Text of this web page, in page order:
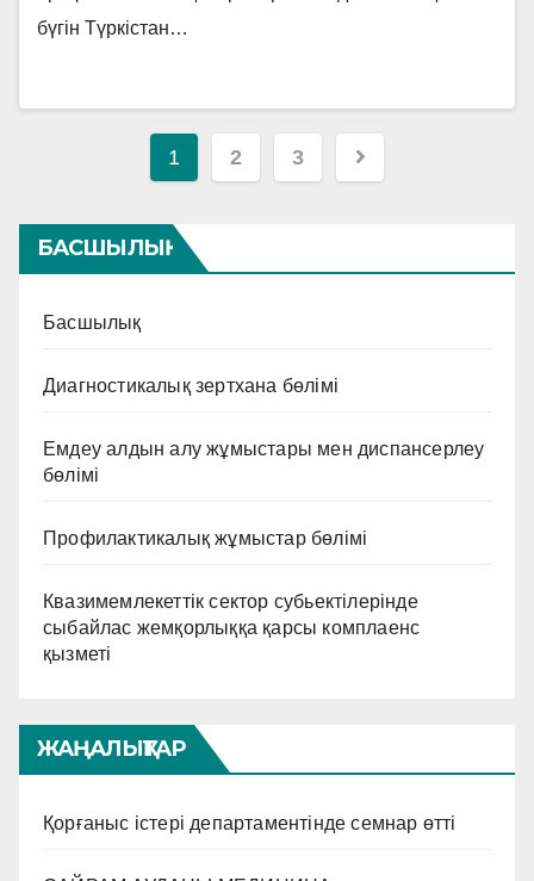
бүгін Түркістан…
Навигация
записям
1 2 3
БАСШЫЛЫҚ
Басшылық
Диагностикалық зертхана бөлімі
Емдеу алдын алу жұмыстары мен диспансерлеу
бөлімі
Профилактикалық жұмыстар бөлімі
Квазимемлекеттік сектор субьектілерінде
сыбайлас жемқорлыққа қарсы комплаенс
қызметі
ЖАҢАЛЫҚТАР
Қорғаныс істері департаментінде семнар өтті